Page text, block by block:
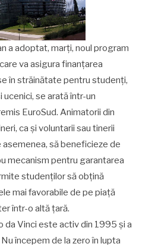
a adoptat, marţi, noul program
va asigura finanţarea
în străinătate pentru studenţi,
se arată într-un
EuroSud. Animatorii din
ca şi voluntarii sau tinerii
să beneficieze de
mecanism pentru garantarea
studenţilor să obţină
mai favorabile de pe piaţă
într-o altă ţară.
da Vinci este activ din 1995 şi a
începem de la zero în lupta